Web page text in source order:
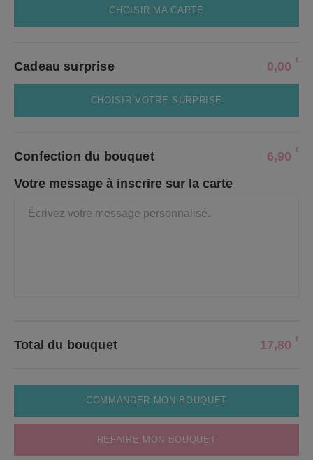
CHOISIR MA CARTE
Cadeau surprise 0,00 €
CHOISIR VOTRE SURPRISE
Confection du bouquet 6,90 €
Votre message à inscrire sur la carte
Total du bouquet 17,80 €
COMMANDER MON BOUQUET
REFAIRE MON BOUQUET